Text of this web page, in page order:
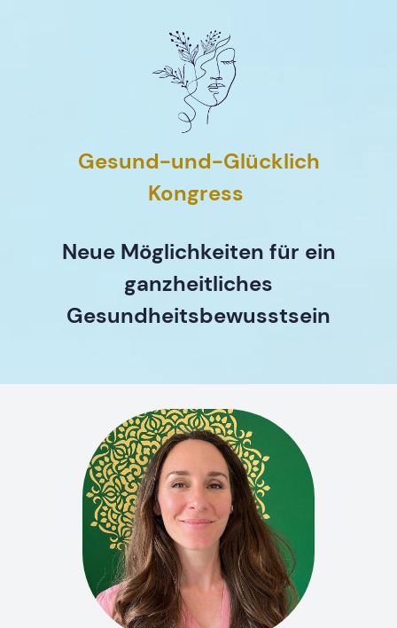
Gesund-und-Glücklich
Kongress
Neue Möglichkeiten für ein
ganzheitliches
Gesundheitsbewusstsein